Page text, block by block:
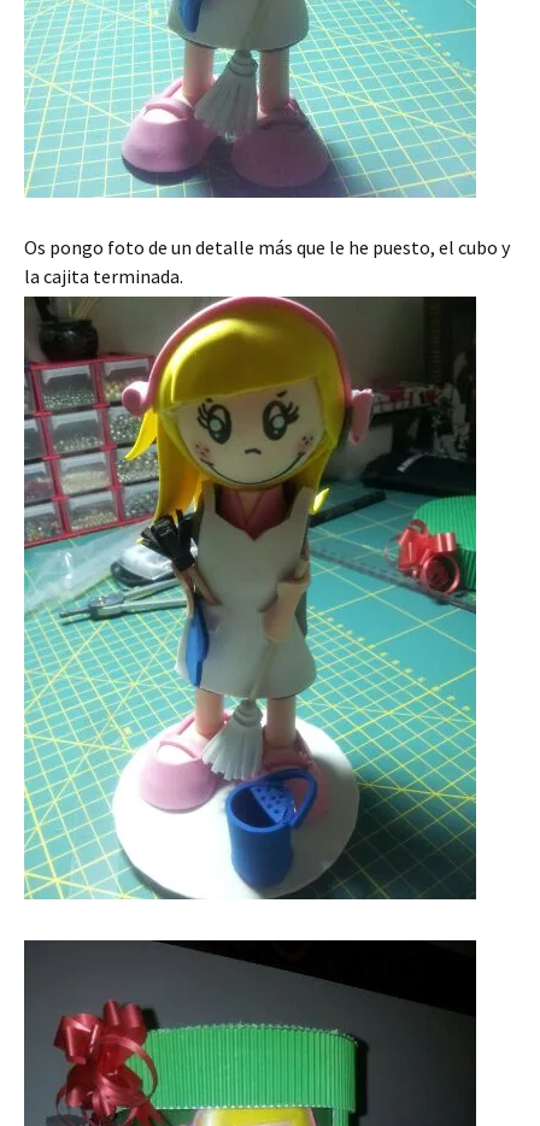
Os pongo foto de un detalle más que le he puesto, el cubo y
la cajita terminada.